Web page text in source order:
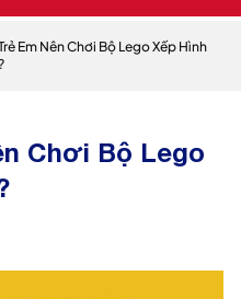
Em Nên Chơi Bộ Lego Xếp Hình
Chơi Bộ Lego